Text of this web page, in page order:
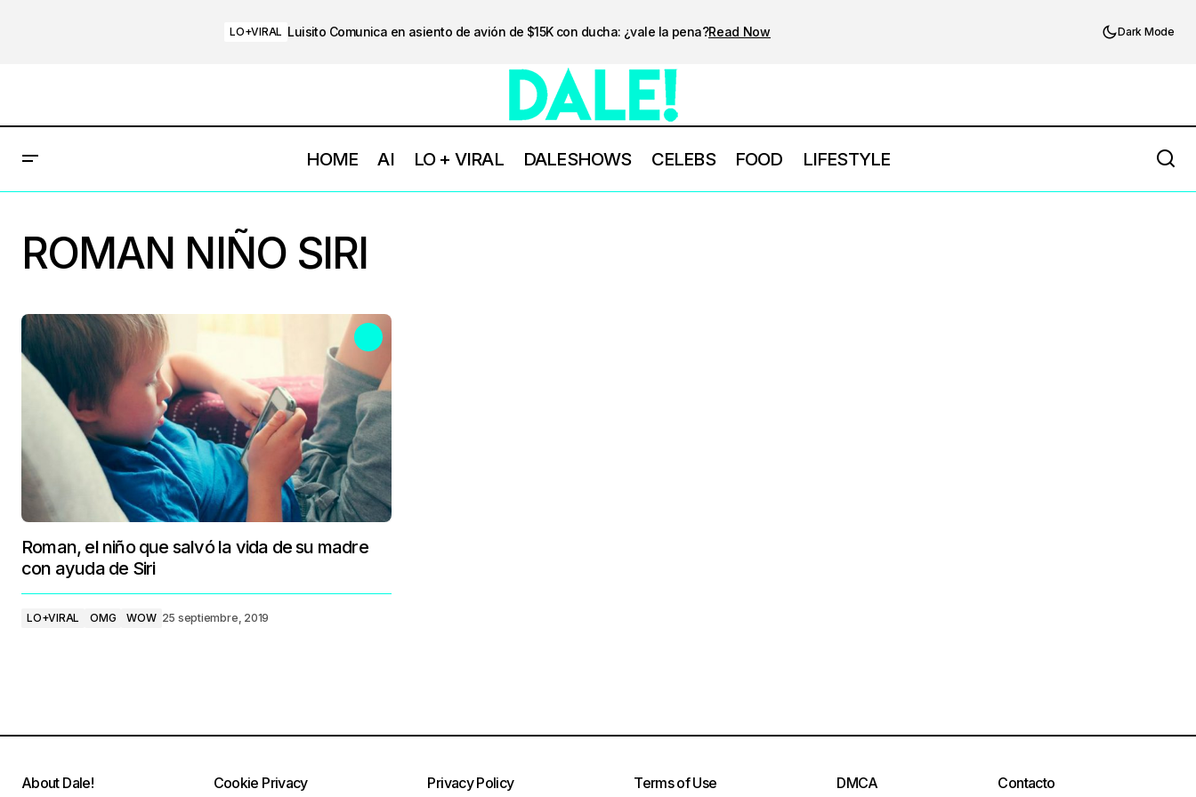
LO+VIRAL Luisito Comunica en asiento de avión de $15K con ducha: ¿vale la pena?Read Now Dark Mode
HOME AI LO + VIRAL DALESHOWS CELEBS FOOD LIFESTYLE
ROMAN NIÑO SIRI
Roman, el niño que salvó la vida de su madre
con ayuda de Siri
LO+VIRAL OMG WOW 25 septiembre, 2019
About Dale! Cookie Privacy Privacy Policy Terms of Use DMCA Contacto